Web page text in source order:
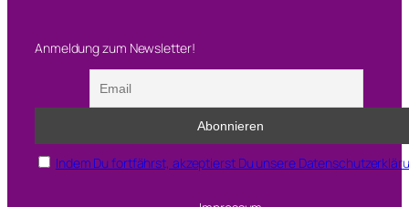
Anmeldung zum Newsletter!
Indem Du fortfährst, akzeptierst Du unsere